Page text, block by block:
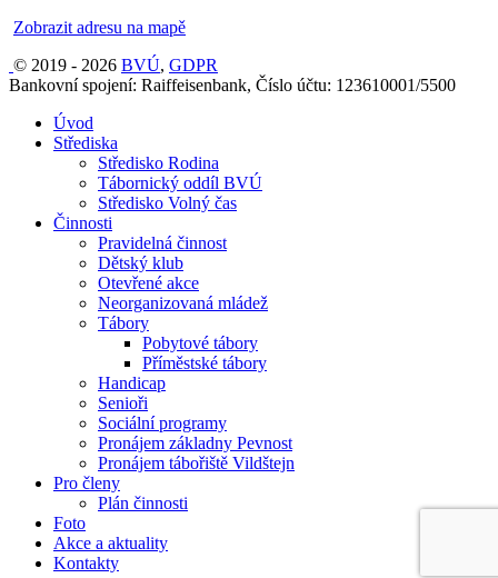
Zobrazit adresu na mapě
© 2019 - 2026 BVÚ, GDPR
Bankovní spojení: Raiffeisenbank, Číslo účtu: 123610001/5500
Úvod
Střediska
Středisko Rodina
Tábornický oddíl BVÚ
Středisko Volný čas
Činnosti
Pravidelná činnost
Dětský klub
Otevřené akce
Neorganizovaná mládež
Tábory
Pobytové tábory
Příměstské tábory
Handicap
Senioři
Sociální programy
Pronájem základny Pevnost
Pronájem tábořiště Vildštejn
Pro členy
Plán činnosti
Foto
Akce a aktuality
Kontakty